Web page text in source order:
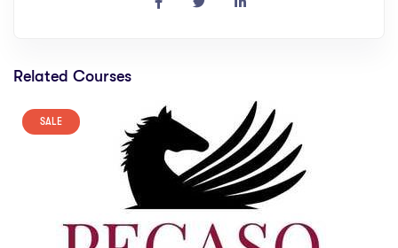
Related Courses
SALE